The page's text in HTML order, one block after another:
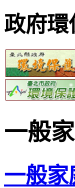
政府環
一般
一般家